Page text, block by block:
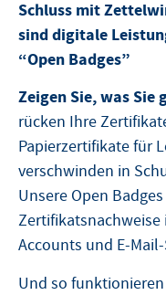
Schluss mit
sind digitale
“Open Badges”
Zeigen Sie, was Sie
rücken Ihre
Papierzertifikate für
verschwinden in
Unsere Open
Zertifikatsnachweise
Accounts und E-
Und so funktionieren